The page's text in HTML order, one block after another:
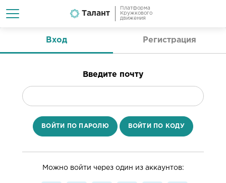
Талант
Платформа
Кружкового
движения
Вход Регистрация
Введите почту
ВОЙТИ ПО ПАРОЛЮ ВОЙТИ ПО КОДУ
Можно войти через один из аккаунтов: